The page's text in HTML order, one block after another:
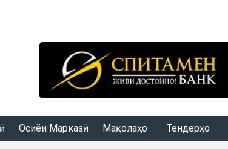
Осиёи Марказӣ Мақолаҳо Тендерҳо